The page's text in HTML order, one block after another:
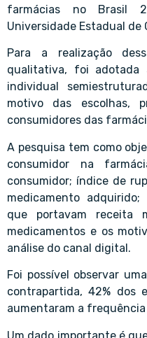
farmácias no Brasil
Universidade Estadual de
Para a realização
qualitativa, foi adotada
individual
motivo das escolhas,
consumidores das
A pesquisa tem como
consumidor na
consumidor; índice de
medicamento
que portavam receita
medicamentos e os
análise do canal digital.
Foi possível observar
contrapartida, 42% dos
aumentaram a frequência
Um dado importante é